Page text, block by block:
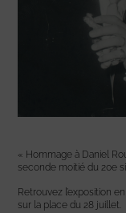
« Hommage à Daniel
seconde moitié du 20e
Retrouvez l’exposition
sur la place du 28 juillet.